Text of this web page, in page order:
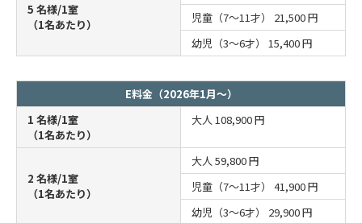
5 名様/1室
（1名あたり）
児童（7～11才） 21,500 円
幼児（3～6才） 15,400 円
E料金（2026年1月～）
1 名様/1室
（1名あたり）
大人 108,900 円
2 名様/1室
（1名あたり）
大人 59,800 円
児童（7～11才） 41,900 円
幼児（3～6才） 29,900 円